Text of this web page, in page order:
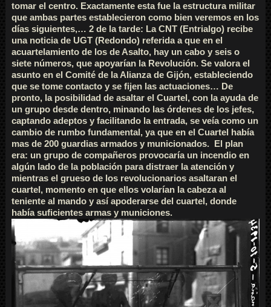
tomar el centro. Exactamente esta fue la estructura militar
que ambas partes establecieron como bien veremos en los
días siguientes,… 2 de la tarde: La CNT (Entrialgo) recibe
una noticia de UGT (Redondo) referida a que en el
acuartelamiento de los de Asalto, hay un cabo y seis o
siete números, que apoyarían la Revolución. Se valora el
asunto en el Comité de la Alianza de Gijón, estableciendo
que se tome contacto y se fijen las actuaciones… De
pronto, la posibilidad de asaltar el Cuartel, con la ayuda de
un grupo desde dentro, minando las órdenes de los jefes,
captando adeptos y facilitando la entrada, se veía como un
cambio de rumbo fundamental, ya que en el Cuartel había
mas de 200 guardias armados y municionados. El plan
era: un grupo de compañeros provocaría un incendio en
algún lado de la población para distraer la atención y
mientras el grueso de los revolucionarios asaltaran el
cuartel, momento en que ellos volarían la cabeza al
teniente al mando y así apoderarse del cuartel, donde
había suficientes armas y municiones.